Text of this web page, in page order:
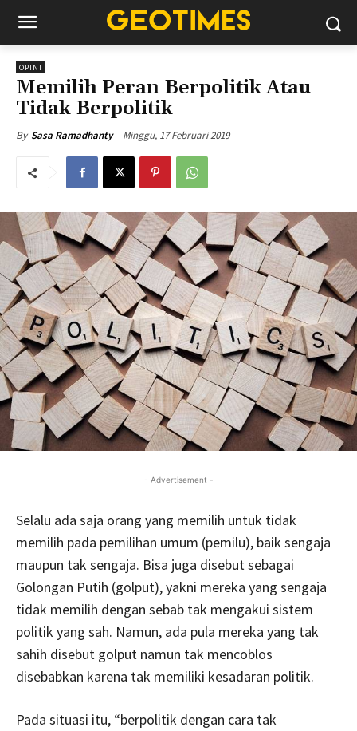
OPINI
Memilih Peran Berpolitik Atau
Tidak Berpolitik
By Sasa Ramadhanty Minggu, 17 Februari 2019
- Advertisement -
Selalu ada saja orang yang memilih untuk tidak
memilih pada pemilihan umum (pemilu), baik sengaja
maupun tak sengaja. Bisa juga disebut sebagai
Golongan Putih (golput), yakni mereka yang sengaja
tidak memilih dengan sebab tak mengakui sistem
politik yang sah. Namun, ada pula mereka yang tak
sahih disebut golput namun tak mencoblos
disebabkan karena tak memiliki kesadaran politik.
Pada situasi itu, “berpolitik dengan cara tak